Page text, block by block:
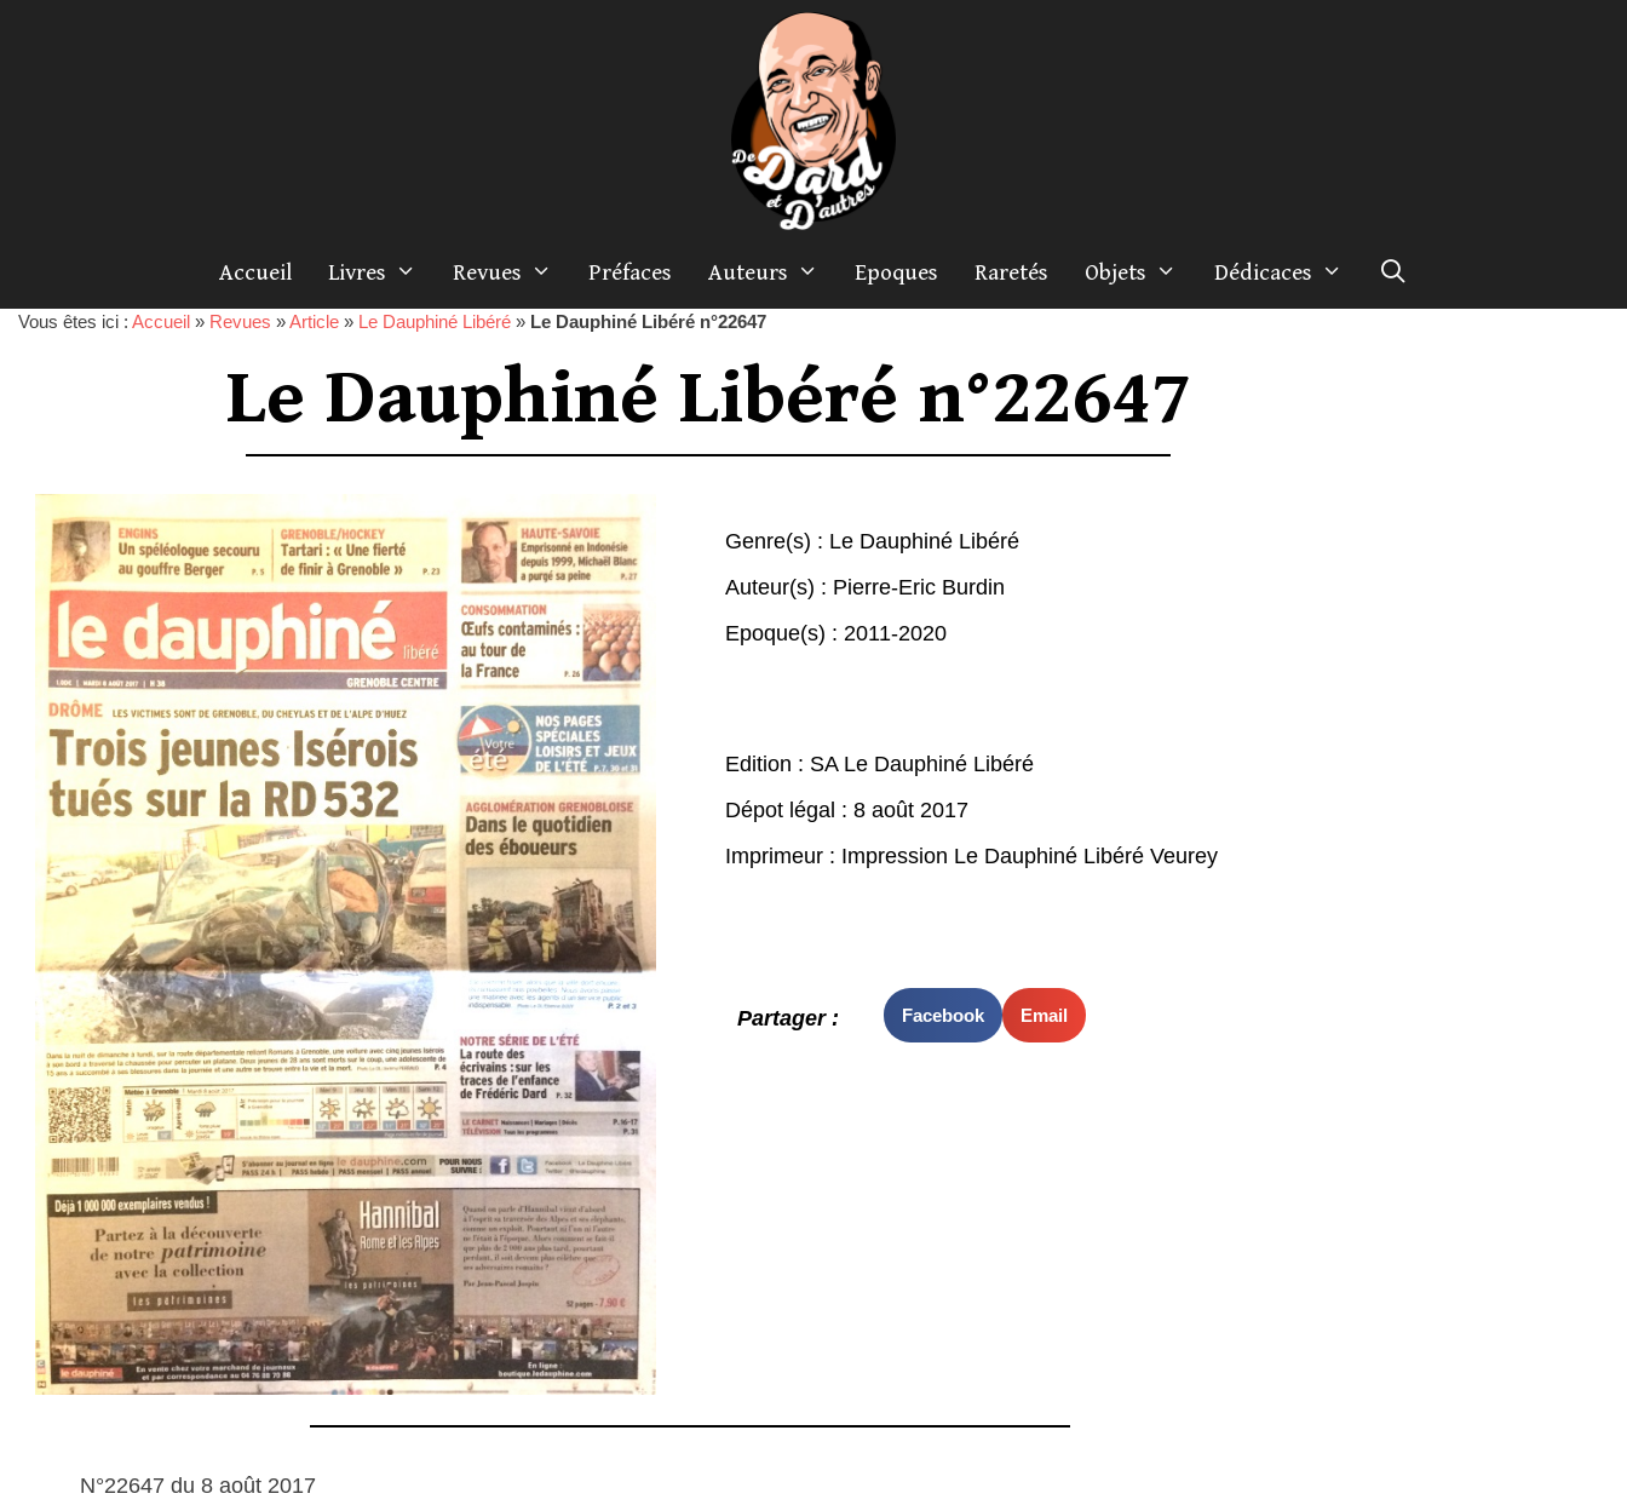
Accueil Livres Revues Préfaces Auteurs Epoques Raretés Objets Dédicaces
Vous êtes ici : Accueil » Revues »Article » Le Dauphiné Libéré » Le Dauphiné Libéré n°22647
Le Dauphiné Libéré n°22647
Genre(s) : Le Dauphiné Libéré
Auteur(s) : Pierre-Eric Burdin
Epoque(s) : 2011-2020
Edition : SA Le Dauphiné Libéré
Dépot légal : 8 août 2017
Imprimeur : Impression Le Dauphiné Libéré Veurey
Partager : Facebook Email
N°22647 du 8 août 2017